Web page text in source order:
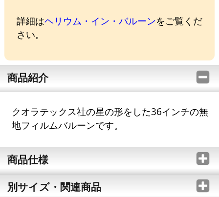
詳細はヘリウム・イン・バルーンをご覧くだ
さい。
商品紹介
クオラテックス社の星の形をした36インチの無
地フィルムバルーンです。
商品仕様
別サイズ・関連商品